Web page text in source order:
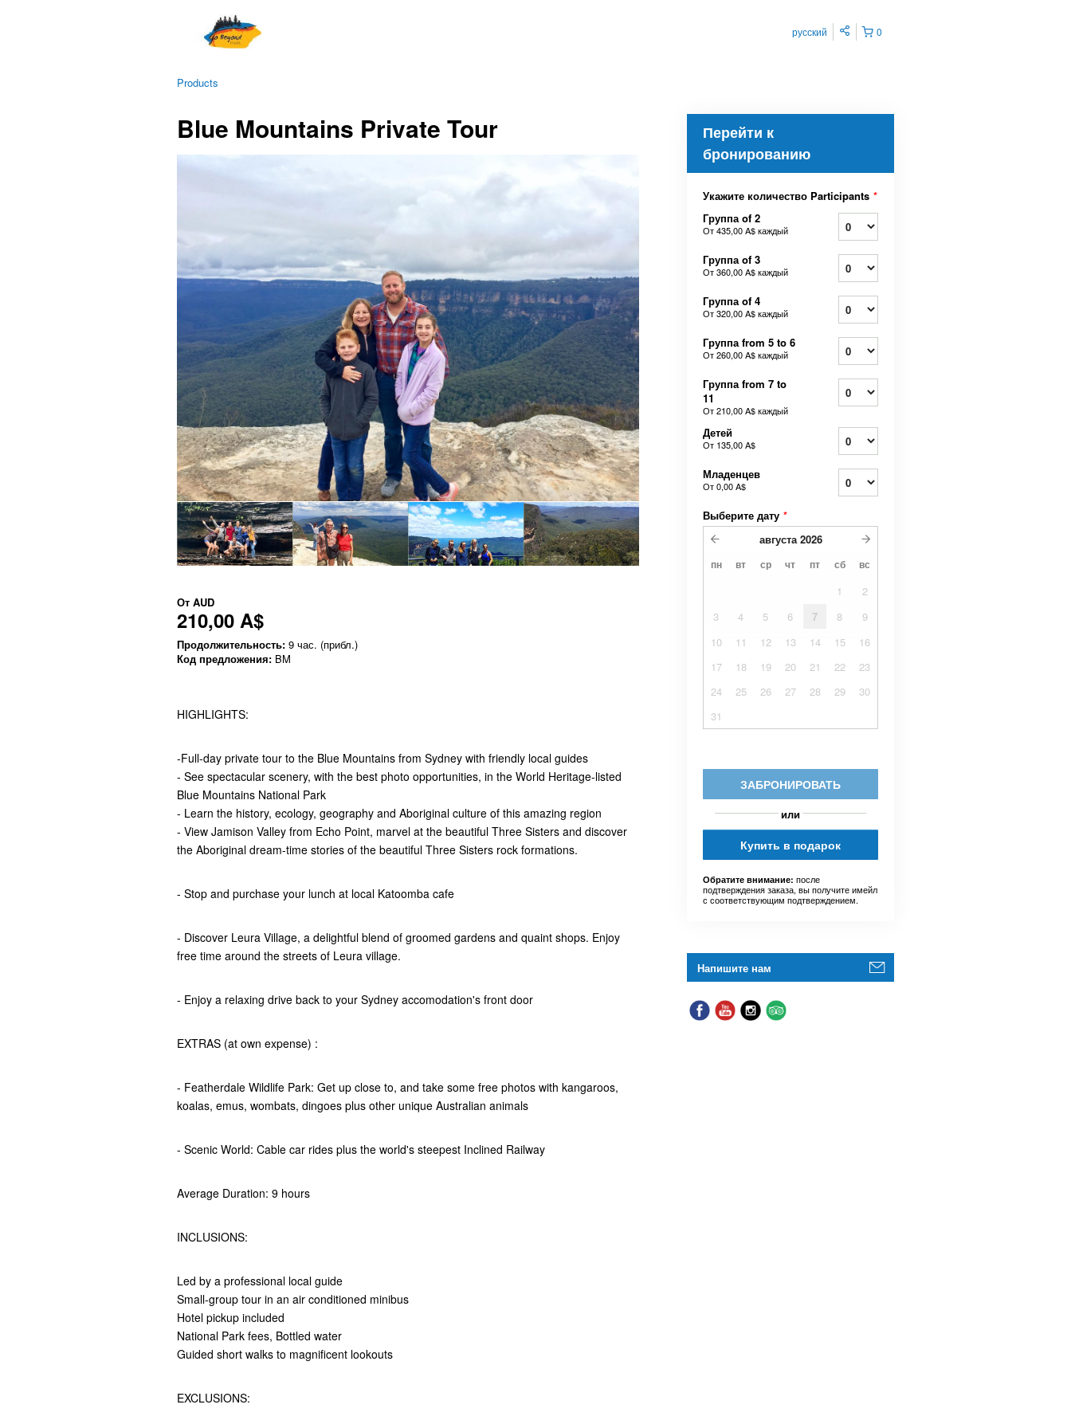
0
русский
Products
Blue Mountains Private Tour
От AUD
210,00 A$
Продолжительность: 9 час. (прибл.)
Код предложения: BM
HIGHLIGHTS:
-Full-day private tour to the Blue Mountains from Sydney with friendly local guides
- See spectacular scenery, with the best photo opportunities, in the World Heritage-listed
Blue Mountains National Park
- Learn the history, ecology, geography and Aboriginal culture of this amazing region
- View Jamison Valley from Echo Point, marvel at the beautiful Three Sisters and discover
the Aboriginal dream-time stories of the beautiful Three Sisters rock formations.
- Stop and purchase your lunch at local Katoomba cafe
- Discover Leura Village, a delightful blend of groomed gardens and quaint shops. Enjoy
free time around the streets of Leura village.
- Enjoy a relaxing drive back to your Sydney accomodation's front door
EXTRAS (at own expense) :
- Featherdale Wildlife Park: Get up close to, and take some free photos with kangaroos,
koalas, emus, wombats, dingoes plus other unique Australian animals
- Scenic World: Cable car rides plus the world's steepest Inclined Railway
Average Duration: 9 hours
INCLUSIONS:
Led by a professional local guide
Small-group tour in an air conditioned minibus
Hotel pickup included
National Park fees, Bottled water
Guided short walks to magnificent lookouts
EXCLUSIONS:
Перейти к
бронированию
Укажите количество Participants *
Группа of 2
От435,00 A$каждый
Группа of 3
От360,00 A$каждый
Группа of 4
От320,00 A$каждый
Группа from 5 to 6
От260,00 A$каждый
Группа from 7 to
11
От210,00 A$каждый
Детей
От 135,00 A$
Младенцев
От0,00 A$
Выберите дату *
августа 2026
пн вт ср чт пт сб вс
1
2
3
4 5 6 7 8
9
10
11 12 13 14 15
16
17
18 19 20 21 22
23
24
25 26 27 28 29
30
31
ЗАБРОНИРОВАТЬ
или
Купить в подарок
Обратите внимание: после
подтверждения заказа, вы получите имейл
с соответствующим подтверждением.
Напишите нам